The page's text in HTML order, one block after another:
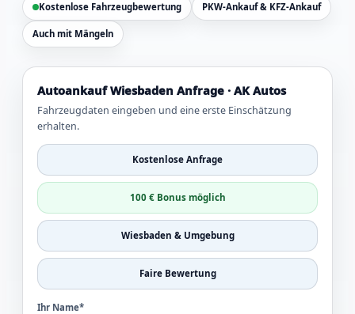
Kostenlose Fahrzeugbewertung PKW-Ankauf & KFZ-Ankauf
Auch mit Mängeln
Autoankauf Wiesbaden Anfrage · AK Autos
Fahrzeugdaten eingeben und eine erste Einschätzung
erhalten.
Kostenlose Anfrage
100 € Bonus möglich
Wiesbaden & Umgebung
Faire Bewertung
Ihr Name*